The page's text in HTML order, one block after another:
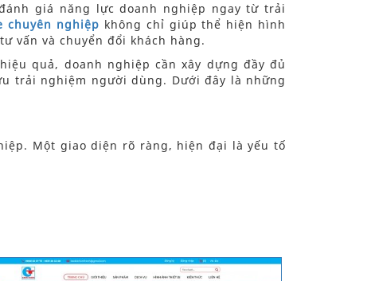
giá năng lực doanh nghiệp ngay từ trải
chuyên nghiệp không chỉ giúp thể hiện hình
vấn và chuyển đổi khách hàng.
quả, doanh nghiệp cần xây dựng đầy đủ
trải nghiệm người dùng. Dưới đây là những
Một giao diện rõ ràng, hiện đại là yếu tố